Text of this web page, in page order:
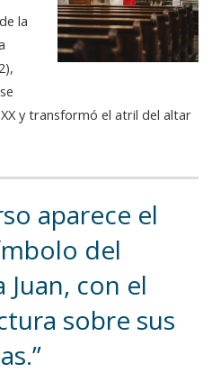
la
y transformó el atril del altar
aparece el
del
Juan, con el
sobre sus